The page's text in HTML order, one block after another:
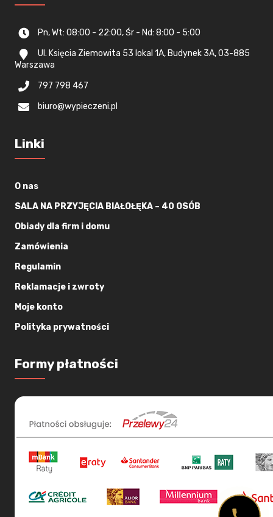
Pn, Wt: 08:00 - 22:00, Śr - Nd: 8:00 - 5:00
Ul. Księcia Ziemowita 53 lokal 1A, Budynek 3A, 03-885
Warszawa
797 798 467
biuro@wypieczeni.pl
Linki
O nas
SALA NA PRZYJĘCIA BIAŁOŁĘKA – 40 OSÓB
Obiady dla firm i domu
Zamówienia
Regulamin
Reklamacje i zwroty
Moje konto
Polityka prywatności
Formy płatności